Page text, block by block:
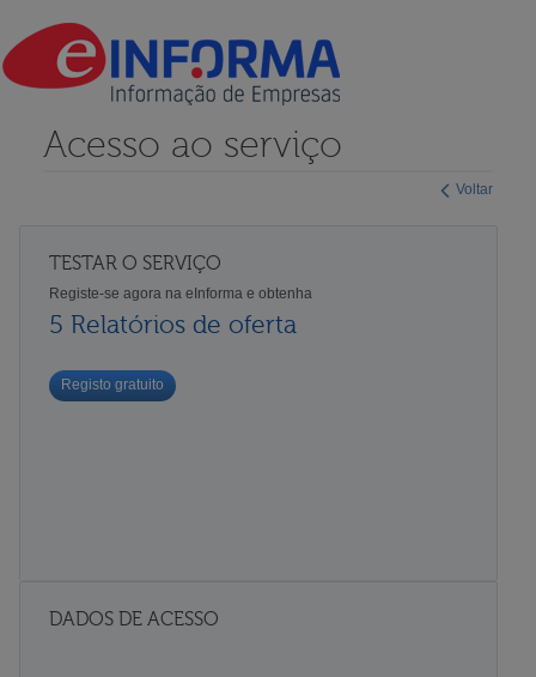
Voltar
Acesso ao serviço
TESTAR O SERVIÇO
Registe-se agora na eInforma e obtenha
5 Relatórios de oferta
Registo gratuito
DADOS DE ACESSO